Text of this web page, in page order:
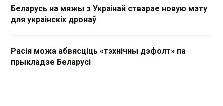
Беларусь на мяжы з Украінай стварае новую мэту
для украінскіх дронаў
Расія можа абвясціць «тэхнічны дэфолт» па
прыкладзе Беларусі